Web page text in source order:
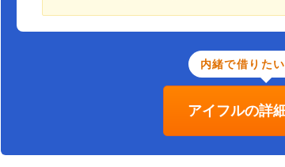
内緒で借りた
アイフルの詳